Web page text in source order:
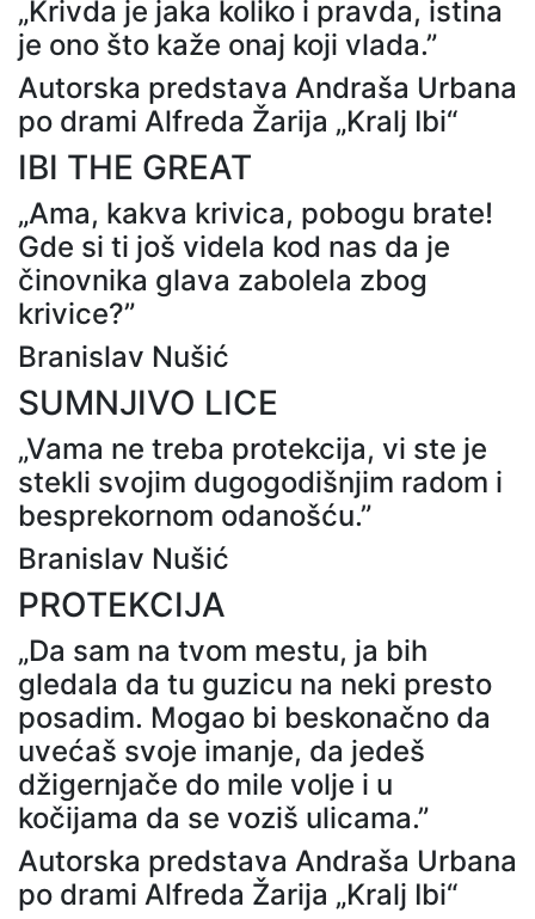
„Krivda je jaka koliko i pravda, istina
je ono što kaže onaj koji vlada.”
Autorska predstava Andraša Urbana
po drami Alfreda Žarija „Kralj Ibi“
IBI THE GREAT
„Ama, kakva krivica, pobogu brate!
Gde si ti još videla kod nas da je
činovnika glava zabolela zbog
krivice?”
Branislav Nušić
SUMNJIVO LICE
„Vama ne treba protekcija, vi ste je
stekli svojim dugogodišnjim radom i
besprekornom odanošću.”
Branislav Nušić
PROTEKCIJA
„Da sam na tvom mestu, ja bih
gledala da tu guzicu na neki presto
posadim. Mogao bi beskonačno da
uvećaš svoje imanje, da jedeš
džigernjače do mile volje i u
kočijama da se voziš ulicama.”
Autorska predstava Andraša Urbana
po drami Alfreda Žarija „Kralj Ibi“